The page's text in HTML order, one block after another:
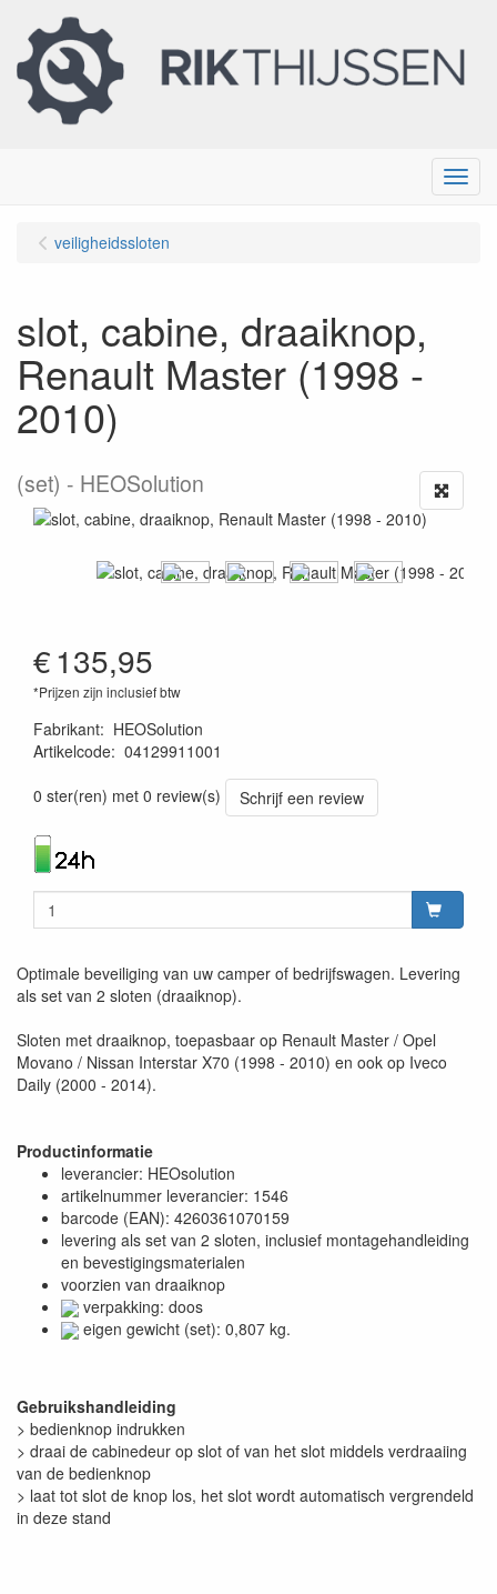
Menu
veiligheidssloten
slot, cabine, draaiknop,
Renault Master (1998 -
2010)
(set) HEOSolution
€135,95
*Prijzen zijn inclusief btw
Fabrikant: HEOSolution
Artikelcode: 04129911001
0 ster(ren) met 0 review(s)
Schrijf een review
Optimale beveiliging van uw camper of bedrijfswagen. Levering
als set van 2 sloten (draaiknop).
Sloten met draaiknop, toepasbaar op Renault Master / Opel
Movano / Nissan Interstar X70 (1998 - 2010) en ook op Iveco
Daily (2000 - 2014).
Productinformatie
leverancier: HEOsolution
artikelnummer leverancier: 1546
barcode (EAN): 4260361070159
levering als set van 2 sloten, inclusief montagehandleiding
en bevestigingsmaterialen
voorzien van draaiknop
verpakking: doos
eigen gewicht (set): 0,807 kg.
Gebruikshandleiding
> bedienknop indrukken
> draai de cabinedeur op slot of van het slot middels verdraaiing
van de bedienknop
> laat tot slot de knop los, het slot wordt automatisch vergrendeld
in deze stand